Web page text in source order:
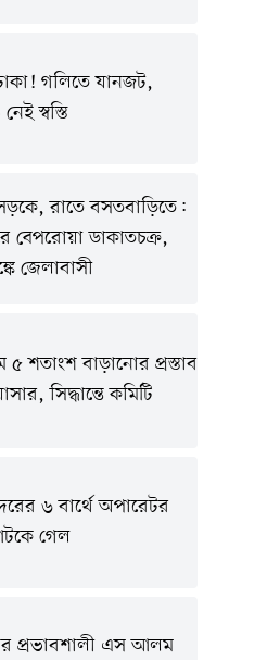
গলিতে যানজট,
স্বস্তি
রাতে বসতবাড়িতে:
বেপরোয়া ডাকাতচক্র,
জেলাবাসী
৫ শতাংশ বাড়ানোর প্রস্তাব
সিদ্ধান্তে কমিটি
৬ বার্থে অপারেটর
গেল
প্রভাবশালী এস আলম